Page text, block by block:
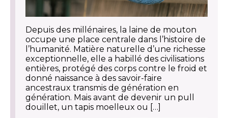
Depuis des millénaires, la laine de mouton
occupe une place centrale dans l’histoire de
l’humanité. Matière naturelle d’une richesse
exceptionnelle, elle a habillé des civilisations
entières, protégé des corps contre le froid et
donné naissance à des savoir-faire
ancestraux transmis de génération en
génération. Mais avant de devenir un pull
douillet, un tapis moelleux ou […]